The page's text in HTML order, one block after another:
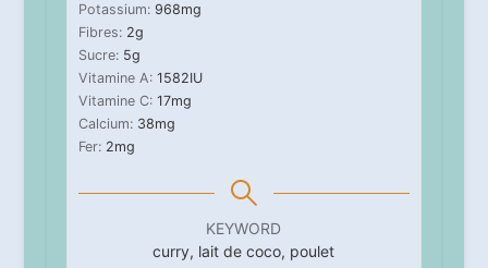
Potassium: 968mg
Fibres: 2g
Sucre: 5g
Vitamine A: 1582IU
Vitamine C: 17mg
Calcium: 38mg
Fer: 2mg
KEYWORD
curry, lait de coco, poulet